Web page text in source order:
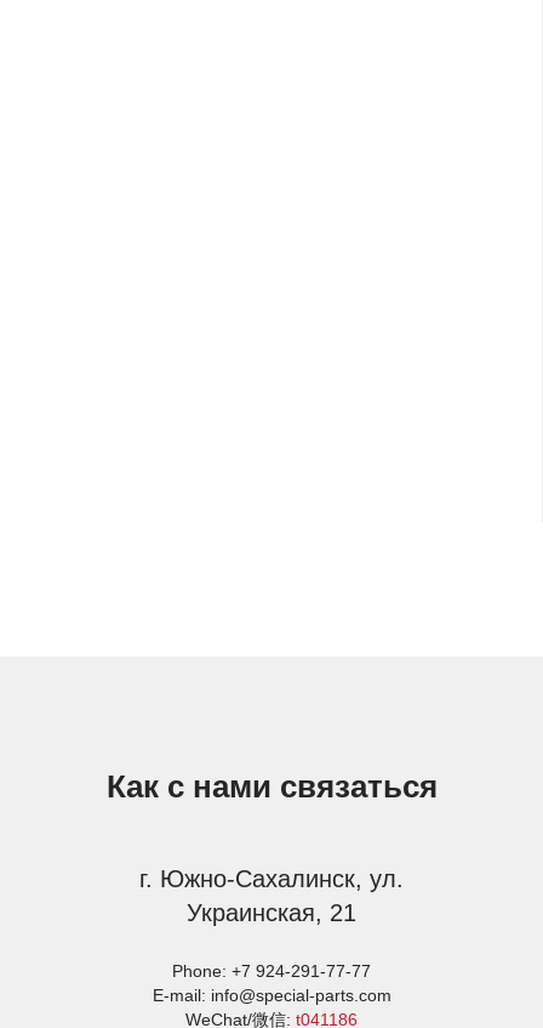
Phone: +7 924-291-77-77
E-mail: info@special-parts.com
WeChat/微信: t041186
г. Южно-Сахалинск, ул.
Украинская, 21
Как с нами связаться